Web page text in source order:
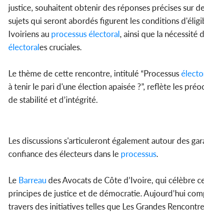
justice, souhaitent obtenir des réponses précises sur
sujets qui seront abordés figurent les conditions
Ivoiriens au processusélectoral, ainsi que la nécessité
électorales cruciales.
Le thème de cette rencontre, intitulé “Processus
à tenir le pari d'une élection apaisée ?”, reflète les
de stabilité et d’intégrité.
Les discussions s'articuleront également autour des
confiance des électeurs dans le processus.
Le Barreaudes Avocats de Côte d’Ivoire, qui célèbre
principes de justice et de démocratie. Aujourd’hui
travers des initiatives telles que Les Grandes